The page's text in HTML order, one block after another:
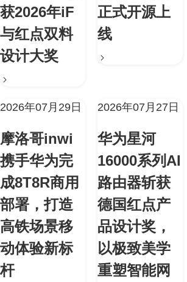
获2026年iF
与红点双料
设计大奖
正式开源上
线
2026年07月29日
摩洛哥inwi
携手华为完
成8T8R商用
部署，打造
高铁场景移
动体验新标
杆
2026年07月27日
华为星河
16000系列AI
路由器斩获
德国红点产
品设计奖，
以极致美学
重塑智能网